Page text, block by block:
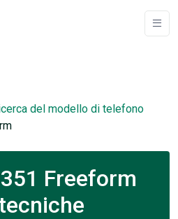
del modello di telefono
Freeform